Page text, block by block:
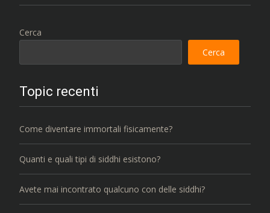
Cerca
Cerca
Topic recenti
Come diventare immortali fisicamente?
Quanti e quali tipi di siddhi esistono?
Avete mai incontrato qualcuno con delle siddhi?